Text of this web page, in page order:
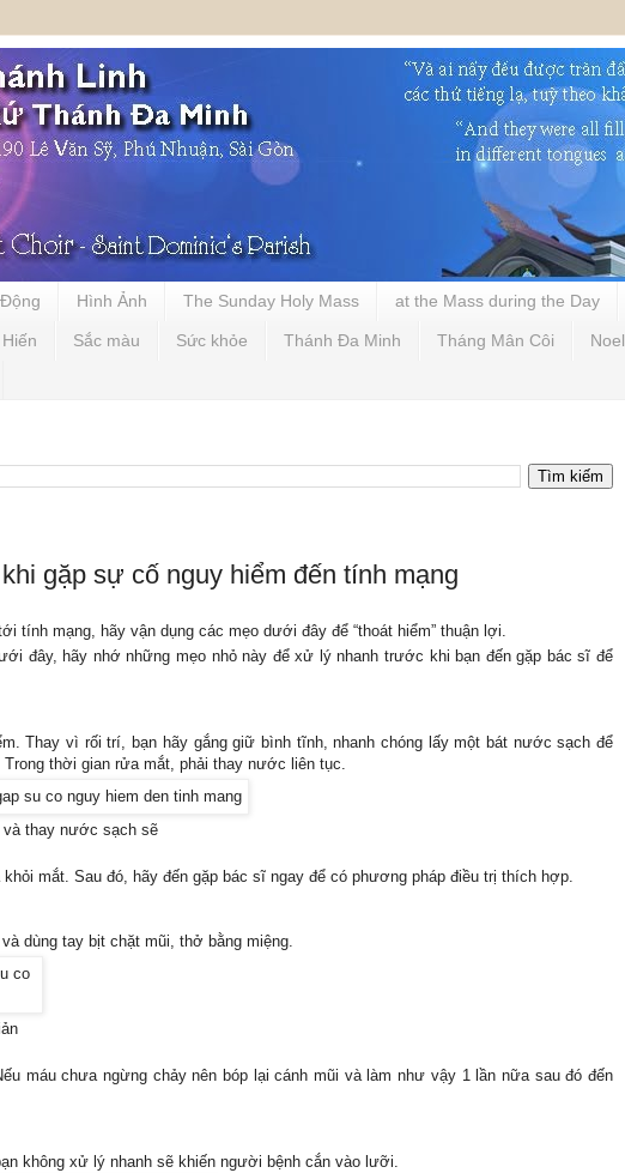
Hình Ảnh The Sunday Holy Mass at the Mass during the Day
Sắc màu Sức khỏe Thánh Đa Minh Tháng Mân Côi Noel
gặp sự cố nguy hiểm đến tính mạng
tính mạng, hãy vận dụng các mẹo dưới đây để “thoát hiểm” thuận lợi.
đây, hãy nhớ những mẹo nhỏ này để xử lý nhanh trước khi bạn đến gặp bác sĩ để
Thay vì rối trí, bạn hãy gắng giữ bình tĩnh, nhanh chóng lấy một bát nước sạch để
thời gian rửa mắt, phải thay nước liên tục.
và thay nước sạch sẽ
mắt. Sau đó, hãy đến gặp bác sĩ ngay để có phương pháp điều trị thích hợp.
dùng tay bịt chặt mũi, thở bằng miệng.
máu chưa ngừng chảy nên bóp lại cánh mũi và làm như vậy 1 lần nữa sau đó đến
không xử lý nhanh sẽ khiến người bệnh cắn vào lưỡi.